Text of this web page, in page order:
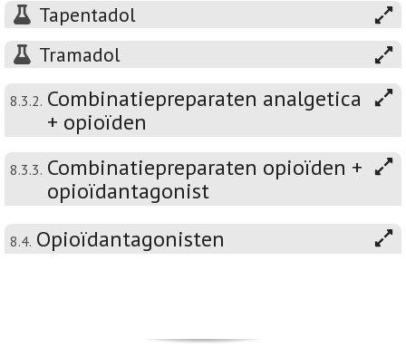
Tapentadol
Tramadol
8.3.2. Combinatiepreparaten analgetica
+ opioïden
8.3.3. Combinatiepreparaten opioïden +
opioïdantagonist
8.4. Opioïdantagonisten